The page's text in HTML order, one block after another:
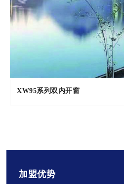
XW95系列双内开窗
加盟优势